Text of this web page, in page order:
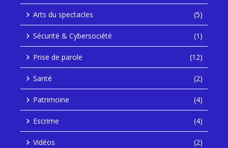
Arts du spectacles (5)
Sécurité & Cybersociété (1)
Prise de parole (12)
Santé (2)
Patrimoine (4)
Escrime (4)
Vidéos (2)